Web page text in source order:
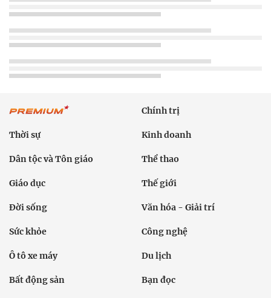
Chính trị
Thời sự Kinh doanh
Dân tộc và Tôn giáo Thể thao
Giáo dục Thế giới
Đời sống Văn hóa - Giải trí
Sức khỏe Công nghệ
Ô tô xe máy Du lịch
Bất động sản Bạn đọc